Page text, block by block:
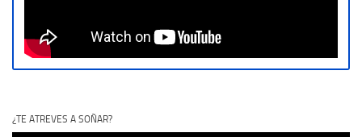
¿TE ATREVES A SOÑAR?